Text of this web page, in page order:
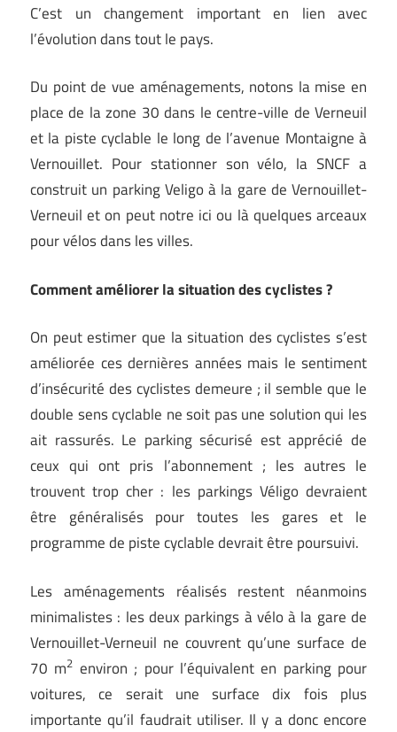
C’est un changement important en lien avec
l’évolution dans tout le pays.
Du point de vue aménagements, notons la mise en
place de la zone 30 dans le centre-ville de Verneuil
et la piste cyclable le long de l’avenue Montaigne à
Vernouillet. Pour stationner son vélo, la SNCF a
construit un parking Veligo à la gare de Vernouillet-
Verneuil et on peut notre ici ou là quelques arceaux
pour vélos dans les villes.
Comment améliorer la situation des cyclistes ?
On peut estimer que la situation des cyclistes s’est
améliorée ces dernières années mais le sentiment
d’insécurité des cyclistes demeure ; il semble que le
double sens cyclable ne soit pas une solution qui les
ait rassurés. Le parking sécurisé est apprécié de
ceux qui ont pris l’abonnement ; les autres le
trouvent trop cher : les parkings Véligo devraient
être généralisés pour toutes les gares et le
programme de piste cyclable devrait être poursuivi.
Les aménagements réalisés restent néanmoins
minimalistes : les deux parkings à vélo à la gare de
Vernouillet-Verneuil ne couvrent qu’une surface de
70 m2 environ ; pour l’équivalent en parking pour
voitures, ce serait une surface dix fois plus
importante qu’il faudrait utiliser. Il y a donc encore